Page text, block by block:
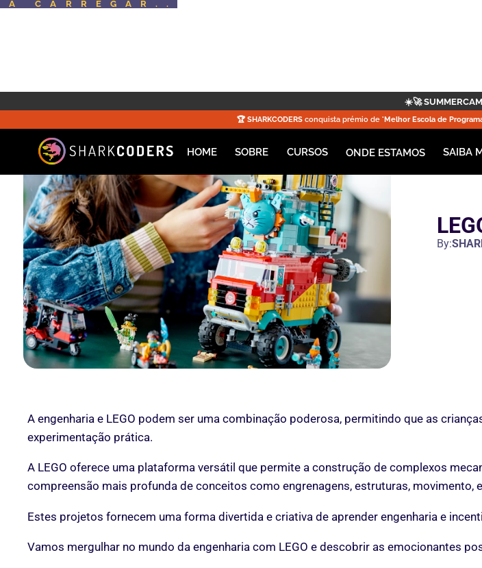
A CARREGAR..
☀️🚀 SUMMERCAMP 2026: inscrições
🏆️ SHARKCODERSconquista prémio de 'Melhor Escola de
HOME SOBRE CURSOS ONDE ESTAMOS SAIBA
By:
A engenharia e LEGO podem ser uma combinação poderosa, permitindo que as
experimentação prática.
A LEGO oferece uma plataforma versátil que permite a construção de complexos
compreensão mais profunda de conceitos como engrenagens, estruturas, movimento,
Estes projetos fornecem uma forma divertida e criativa de aprender engenharia e
Vamos mergulhar no mundo da engenharia com LEGO e descobrir as emocionantes